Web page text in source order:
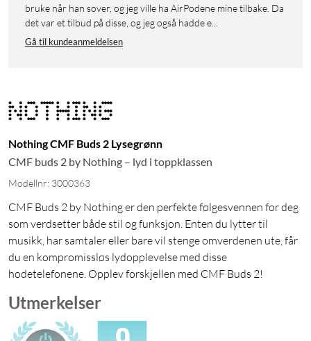
bruke når han sover, og jeg ville ha AirPodene mine tilbake. Da
det var et tilbud på disse, og jeg også hadde e...
Gå til kundeanmeldelsen
Nothing CMF Buds 2 Lysegrønn
CMF buds 2 by Nothing – lyd i toppklassen
Modellnr: 3000363
CMF Buds 2 by Nothing er den perfekte følgesvennen for deg
som verdsetter både stil og funksjon. Enten du lytter til
musikk, har samtaler eller bare vil stenge omverdenen ute, får
du en kompromissløs lydopplevelse med disse
hodetelefonene. Opplev forskjellen med CMF Buds 2!
Utmerkelser